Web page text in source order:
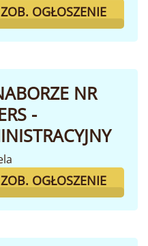
ZOB. OGŁOSZENIE
NR
-
ZOB. OGŁOSZENIE